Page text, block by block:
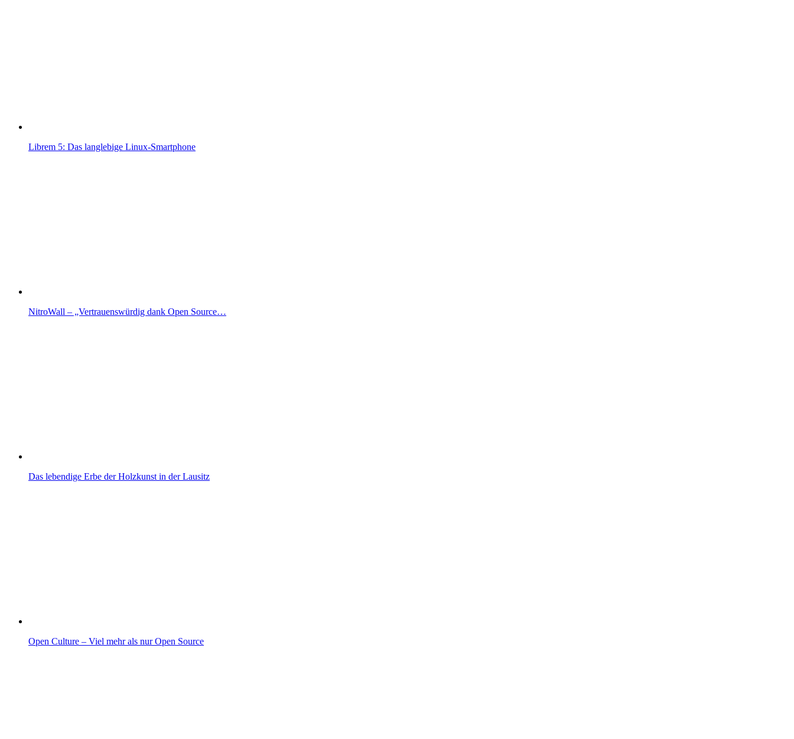
Librem 5: Das langlebige Linux-Smartphone
NitroWall – „Vertrauenswürdig dank Open Source…
Das lebendige Erbe der Holzkunst in der Lausitz
Open Culture – Viel mehr als nur Open Source